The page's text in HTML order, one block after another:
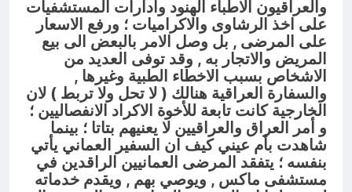
والعراقيون الاطباء الهنود وادارات المستشفيات
على اخذ الرشاوى والاكراميات ؛ ورفع الاسعار
على المرضى , بل وصل الامر بالبعض الى بيع
المريض والاتجار به , وقد توفى العديد من
الاشخاص بسبب الاخطاء الطبية وغيرها ,
والسفارة العراقية هنالك ( لا تحل ولا تربط ) لان
الخارجية كانت تابعة للأخوة الاكراد الانفصاليين ؛
و أمر العراق والعراقيين لا يعنيهم بتاتا ؛ بينما
شاهدت بأم عيني كيف ان السفير العماني يأتي
بنفسه ؛ يتفقد المرضى العمانيين الراقدين في
مستشفى ماكس , ويوصي بهم , ويقدم خدماته